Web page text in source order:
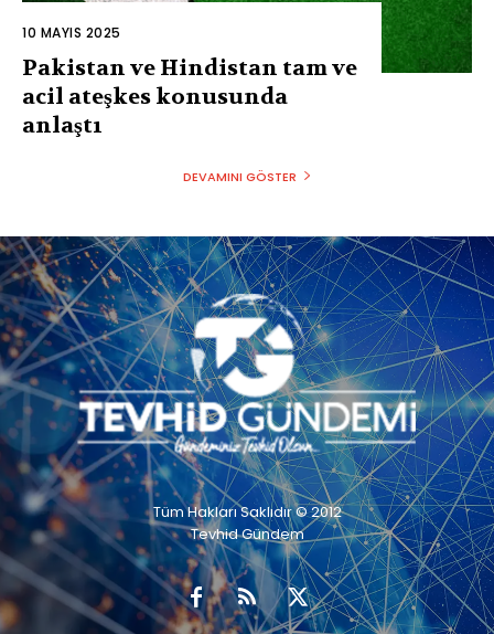
10 MAYIS 2025
Pakistan ve Hindistan tam ve
acil ateşkes konusunda
anlaştı
DEVAMINI GÖSTER
Tüm Hakları Saklıdır © 2012
Tevhid Gündem